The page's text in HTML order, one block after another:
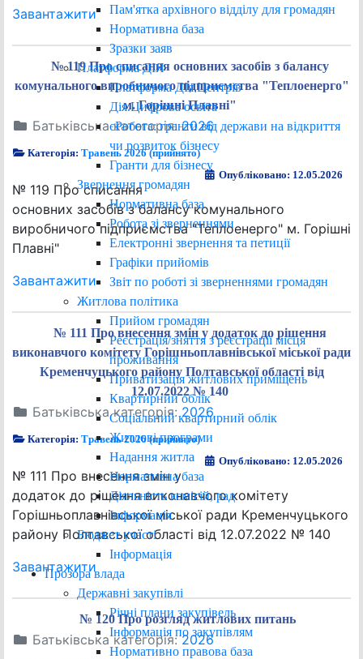
Пам'ятка архівного відділу для громадян
Нормативна база
Зразки заяв
Платформа ДІЯ
Платформа ДІя.Центрів
Дія.Цифрова освіта
єРобота: гранти від держави на відкриття
чи розвиток бізнесу
Гранти для бізнесу
Звернення громадян
Нормативна база
Робота зі зверненнями
Електронні звернення та петиції
Графіки прийомів
Звіт по роботі зі зверненнями громадян
Житлова політика
Прийом громадян
Реєстрація/зняття з реєстрації місця
проживання
Приватизація житлових приміщень
Квартирний облік
Соціальний квартирний облік
Житлові програми
Надання житла
Нормативна база
Діяльність комісій, рад
Інформація
Бюджет участі
Інформація
Прозора влада
Державні закупівлі
Річні плани закупівель
Інформація по закупівлям
Нормативно правова база
Завантажити
№ 119 Про списання основних засобів з балансу
комунального виробничого підприємства "Теплоенерго"
м. Горішні Плавні"
Батьківська категорія:2026
Категорія:Травень 2026 (прийнято)
Опубліковано: 12.05.2026
№ 119 Про списання
основних засобів з балансу комунального
виробничого підприємства "Теплоенерго" м. Горішні
Плавні"
Завантажити
№ 111 Про внесення змін у додаток до рішення
виконавчого комітету Горішньоплавнівської міської ради
Кременчуцького району Полтавської області від
12.07.2022 № 140
Батьківська категорія:2026
Категорія:Травень 2026 (прийнято)
Опубліковано: 12.05.2026
№ 111 Про внесення змін у
додаток до рішення виконавчого комітету
Горішньоплавнівської міської ради Кременчуцького
району Полтавської області від 12.07.2022 № 140
Завантажити
№ 120 Про розгляд житлових питань
Батьківська категорія:2026